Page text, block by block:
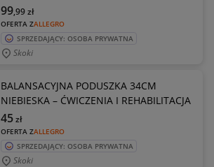
OFERTA ZALLEGRO
99,99zł
SPRZEDAJĄCY: OSOBA PRYWATNA
Skoki
BALANSACYJNA PODUSZKA 34CM
NIEBIESKA – ĆWICZENIA I REHABILITACJA
OFERTA ZALLEGRO
45zł
SPRZEDAJĄCY: OSOBA PRYWATNA
Skoki